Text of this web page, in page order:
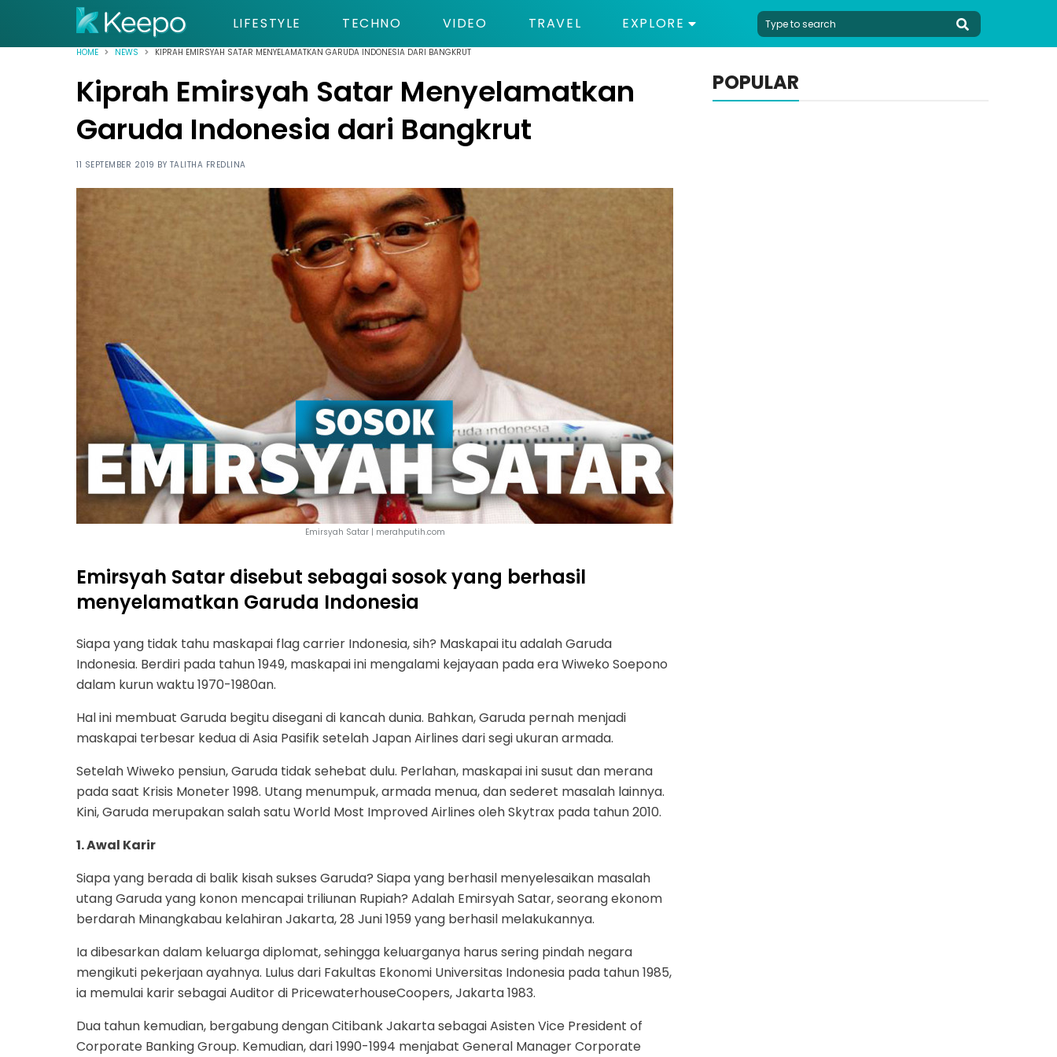
LIFESTYLE TECHNO VIDEO TRAVEL EXPLORE
HOME NEWS KIPRAH EMIRSYAH SATAR MENYELAMATKAN GARUDA INDONESIA DARI BANGKRUT
Kiprah Emirsyah Satar Menyelamatkan
Garuda Indonesia dari Bangkrut
11 SEPTEMBER 2019 BY TALITHA FREDLINA
Emirsyah Satar | merahputih.com
Emirsyah Satar disebut sebagai sosok yang berhasil
menyelamatkan Garuda Indonesia
Siapa yang tidak tahu maskapai flag carrier Indonesia, sih? Maskapai itu adalah Garuda
Indonesia. Berdiri pada tahun 1949, maskapai ini mengalami kejayaan pada era Wiweko Soepono
dalam kurun waktu 1970-1980an.
Hal ini membuat Garuda begitu disegani di kancah dunia. Bahkan, Garuda pernah menjadi
maskapai terbesar kedua di Asia Pasifik setelah Japan Airlines dari segi ukuran armada.
Setelah Wiweko pensiun, Garuda tidak sehebat dulu. Perlahan, maskapai ini susut dan merana
pada saat Krisis Moneter 1998. Utang menumpuk, armada menua, dan sederet masalah lainnya.
Kini, Garuda merupakan salah satu World Most Improved Airlines oleh Skytrax pada tahun 2010.
1. Awal Karir
Siapa yang berada di balik kisah sukses Garuda? Siapa yang berhasil menyelesaikan masalah
utang Garuda yang konon mencapai triliunan Rupiah? Adalah Emirsyah Satar, seorang ekonom
berdarah Minangkabau kelahiran Jakarta, 28 Juni 1959 yang berhasil melakukannya.
Ia dibesarkan dalam keluarga diplomat, sehingga keluarganya harus sering pindah negara
mengikuti pekerjaan ayahnya. Lulus dari Fakultas Ekonomi Universitas Indonesia pada tahun 1985,
ia memulai karir sebagai Auditor di PricewaterhouseCoopers, Jakarta 1983.
Dua tahun kemudian, bergabung dengan Citibank Jakarta sebagai Asisten Vice President of
Corporate Banking Group. Kemudian, dari 1990-1994 menjabat General Manager Corporate
POPULAR